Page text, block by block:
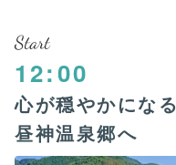
Start
12:00
心が穏やかになる
昼神温泉郷へ